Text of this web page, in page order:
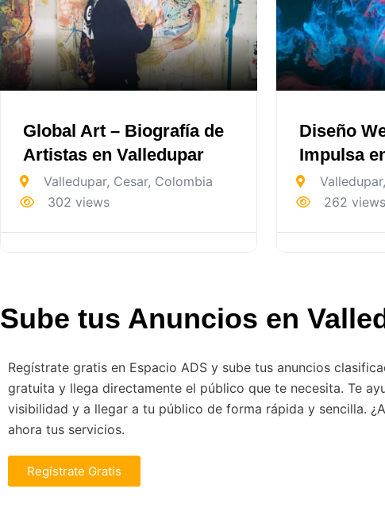
Global Art – Biografía de
Artistas en Valledupar
Valledupar, Cesar, Colombia
302 views
Diseño
Impulsa
Valledupar,
262 views
Sube tus Anuncios en
Regístrate gratis en Espacio ADS y sube tus anuncios
gratuita y llega directamente el público que te necesita. Te
visibilidad y a llegar a tu público de forma rápida y sencilla.
ahora tus servicios.
Regístrate Gratis